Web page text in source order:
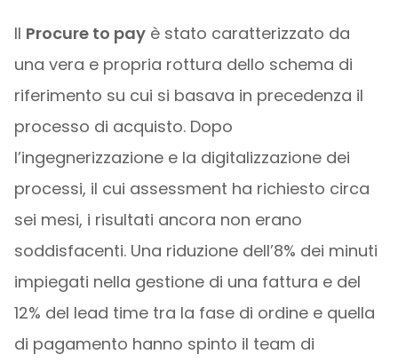
Il Procure to payè stato caratterizzato da
una vera e propria rottura dello schema di
riferimento su cui si basava in precedenza il
processo di acquisto. Dopo
l’ingegnerizzazione e la digitalizzazione dei
processi, il cui assessment ha richiesto circa
sei mesi, i risultati ancora non erano
soddisfacenti. Una riduzione dell’8% dei minuti
impiegati nella gestione di una fattura e del
12% del lead time tra la fase di ordine e quella
di pagamento hanno spinto il team di